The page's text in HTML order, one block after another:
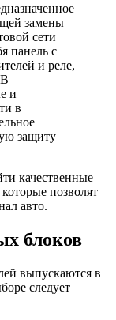
замены
сети
панель с
и реле,
и
в
защиту
качественные
позволят
авто.
блоков
выпускаются в
следует